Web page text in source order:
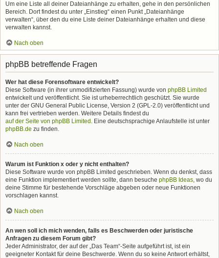
Um eine Liste all deiner Dateianhänge zu erhalten, gehe in den persönlichen
Bereich. Dort findest du unter „Einstieg“ einen Punkt „Dateianhänge
verwalten“, über den du eine Liste deiner Dateianhänge erhalten und diese
verwalten kannst.
Nach oben
phpBB betreffende Fragen
Wer hat diese Forensoftware entwickelt?
Diese Software (in ihrer unmodifizierten Fassung) wurde von phpBB Limited
entwickelt und veröffentlicht. Sie ist urheberrechtlich geschützt. Sie wurde
unter der GNU General Public License, Version 2 (GPL-2.0) veröffentlicht und
kann frei vertrieben werden. Weitere Details findest du
auf der Seite von phpBB Limited . Eine deutschsprachige Anlaufstelle ist unter
phpBB.de zu finden.
Nach oben
Warum ist Funktion x oder y nicht enthalten?
Diese Software wurde von phpBB Limited geschrieben. Wenn du denkst, dass
eine Funktion implementiert werden sollte, dann besuche phpBB Ideas, wo du
deine Stimme für bestehende Vorschläge abgeben oder neue Funktionen
vorschlagen kannst.
Nach oben
An wen soll ich mich wenden, falls es Beschwerden oder juristische
Anfragen zu diesem Forum gibt?
Jeder Administrator, der auf der „Das Team“-Seite aufgeführt ist, ist ein
geeigneter Kontakt für deine Beschwerde. Wenn du so keine Antwort erhältst,